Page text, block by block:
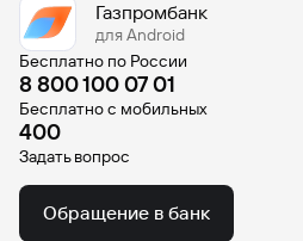
Газпромбанк
для Android
Бесплатно по России
8 800 100 07 01
Бесплатно с мобильных
400
Задать вопрос
Обращение в банк